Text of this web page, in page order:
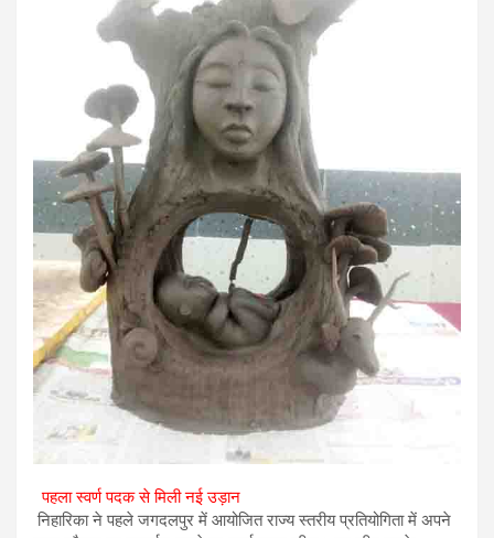
पहला स्वर्ण पदक से मिली नई उड़ान
निहारिका ने पहले जगदलपुर में आयोजित राज्य स्तरीय प्रतियोगिता में अपने